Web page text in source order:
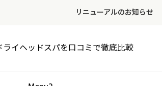
リニューアルのお知らせ
ライヘッドスパを口コミで徹底比較